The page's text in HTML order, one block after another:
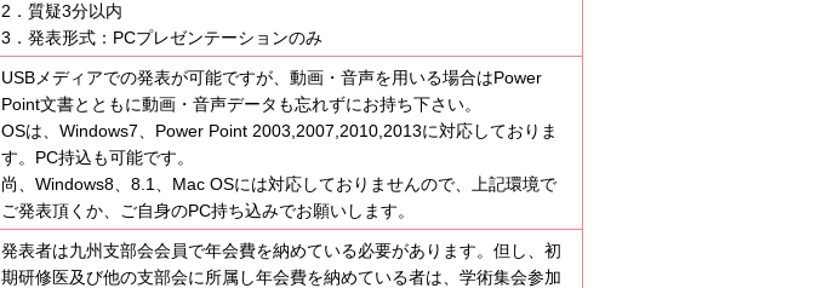
2．質疑3分以内
3．発表形式：PCプレゼンテーションのみ
USBメディアでの発表が可能ですが、動画・音声を用いる場合はPower
Point文書とともに動画・音声データも忘れずにお持ち下さい。
OSは、Windows7、Power Point 2003,2007,2010,2013に対応しておりま
す。PC持込も可能です。
尚、Windows8、8.1、Mac OSには対応しておりませんので、上記環境で
ご発表頂くか、ご自身のPC持ち込みでお願いします。
発表者は九州支部会会員で年会費を納めている必要があります。但し、初
期研修医及び他の支部会に所属し年会費を納めている者は、学術集会参加